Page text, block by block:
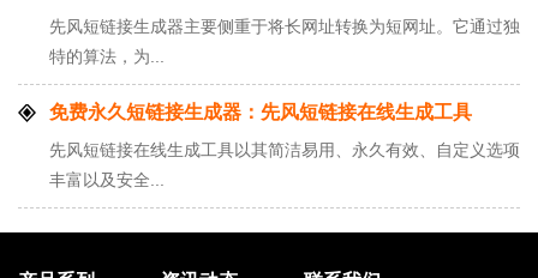
先风短链接生成器主要侧重于将长网址转换为短网址。它通过独
特的算法，为...
免费永久短链接生成器：先风短链接在线生成工具
先风短链接在线生成工具以其简洁易用、永久有效、自定义选项
丰富以及安全...